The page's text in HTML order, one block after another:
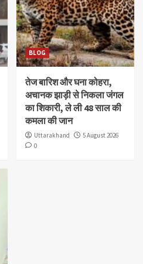
BLOG
तेज बारिश और घना कोहरा,
अचानक झाड़ी से निकला जंगल
का शिकारी, ले ली 48 साल की
कमला की जान
Uttarakhand
5 August 2026
0